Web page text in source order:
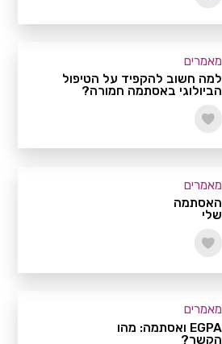
מאמרים
למה חשוב להקפיד על הטיפול
הביולוגי באסתמה חמורה?
מאמרים
האסתמה
שלי
מאמרים
EGPA ואסתמה: מהו
הקשר?